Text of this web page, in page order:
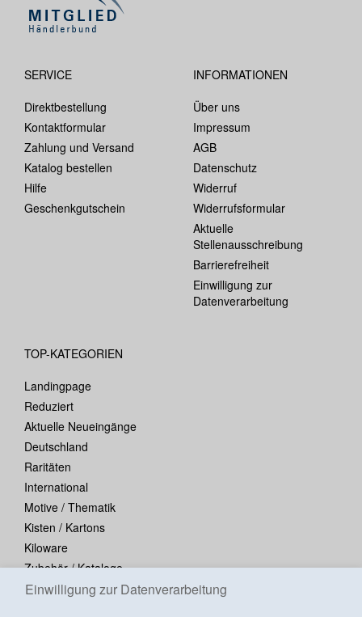
Einwilligung zur Datenverarbeitung
SERVICE
Direktbestellung
Kontaktformular
Zahlung und Versand
Katalog bestellen
Hilfe
Geschenkgutschein
INFORMATIONEN
Über uns
Impressum
AGB
Datenschutz
Widerruf
Widerrufsformular
Aktuelle
Stellenausschreibung
Barrierefreiheit
Einwilligung zur
Datenverarbeitung
TOP-KATEGORIEN
Landingpage
Reduziert
Aktuelle Neueingänge
Deutschland
Raritäten
International
Motive / Thematik
Kisten / Kartons
Kiloware
Zubehör / Kataloge
Blocks / Kleinbogen